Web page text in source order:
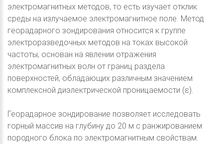
электромагнитных методов, то есть изучает отклик
среды на излучаемое электромагнитное поле. Метод
георадарного зондирования относится к группе
электроразведочных методов на токах высокой
частоты, основан на явлении отражения
электромагнитных волн от границ раздела
поверхностей, обладающих различным значением
комплексной диэлектрической проницаемости (ε).
Георадарное зондирование позволяет исследовать
горный массив на глубину до 20 м с ранжированием
породного блока по электромагнитным свойствам.